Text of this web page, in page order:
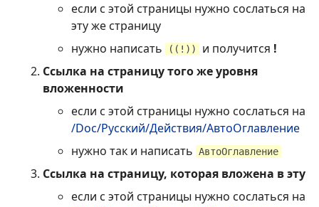
если с этой страницы нужно сослаться на
эту же страницу
нужно написать
((!)) и получится !
Ссылка на страницу того же уровня
вложенности
если с этой страницы нужно сослаться на
/Doc/Русский/Действия/АвтоОглавление
нужно так и написать АвтоОглавление
Ссылка на страницу, которая вложена в эту
если с этой страницы нужно сослаться на